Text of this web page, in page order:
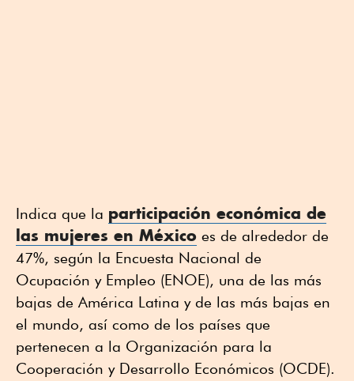
Indica que la participación económica de
las mujeres en México es de alrededor de
47%, según la Encuesta Nacional de
Ocupación y Empleo (ENOE), una de las más
bajas de América Latina y de las más bajas en
el mundo, así como de los países que
pertenecen a la Organización para la
Cooperación y Desarrollo Económicos (OCDE).